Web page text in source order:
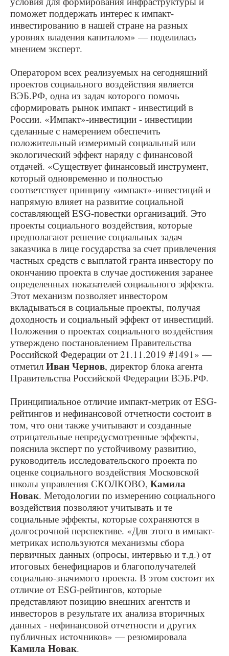
поможет поддержать интерес к импакт-
инвестированию в нашей стране на разных
уровнях владения капиталом» — поделилась
мнением эксперт.
Оператором всех реализуемых на сегодняшний
проектов социального воздействия является
ВЭБ.РФ, одна из задач которого помочь
сформировать рынок импакт - инвестиций в
России. «Импакт»-инвестиции - инвестиции
сделанные с намерением обеспечить
положительный измеримый социальный или
экологический эффект наряду с финансовой
отдачей. «Существует финансовый инструмент,
который одновременно и полностью
соответствует принципу «импакт»-инвестиций и
напрямую влияет на развитие социальной
составляющей ESG-повестки организаций. Это
проекты социального воздействия, которые
предполагают решение социальных задач
заказчика в лице государства за счет привлечения
частных средств с выплатой гранта инвестору по
окончанию проекта в случае достижения заранее
определенных показателей социального эффекта.
Этот механизм позволяет инвестором
вкладываться в социальные проекты, получая
доходность и социальный эффект от инвестиций.
Положения о проектах социального воздействия
утверждено постановлением Правительства
Российской Федерации от 21.11.2019 #1491» —
отметил Иван Чернов, директор блока агента
Правительства Российской Федерации ВЭБ.РФ.
Принципиальное отличие импакт-метрик от ESG-
рейтингов и нефинансовой отчетности состоит в
том, что они также учитывают и созданные
отрицательные непредусмотренные эффекты,
пояснила эксперт по устойчивому развитию,
руководитель исследовательского проекта по
оценке социального воздействия Московской
школы управления СКОЛКОВО, Камила
Новак. Методологии по измерению социального
воздействия позволяют учитывать и те
социальные эффекты, которые сохраняются в
долгосрочной перспективе. «Для этого в импакт-
метриках используются механизмы сбора
первичных данных (опросы, интервью и т.д.) от
итоговых бенефициаров и благополучателей
социально-значимого проекта. В этом состоит их
отличие от ESG-рейтингов, которые
представляют позицию внешних агентств и
инвесторов в результате их анализа вторичных
данных - нефинансовой отчетности и других
публичных источников» — резюмировала
Камила Новак.